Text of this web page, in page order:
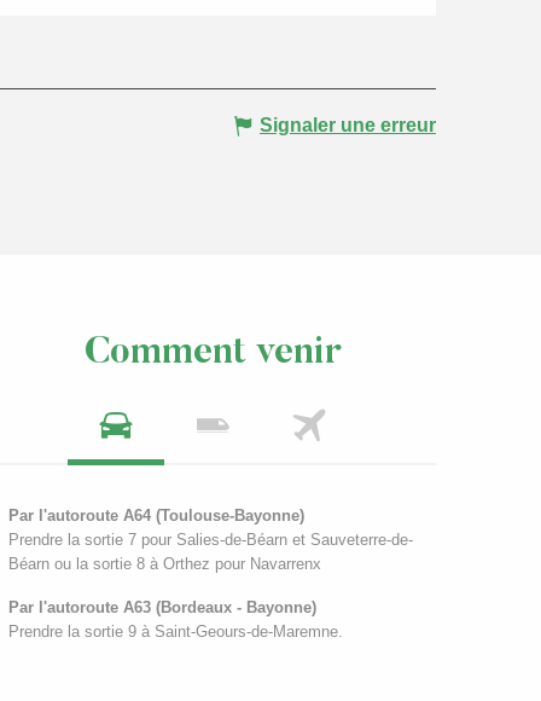
Signaler une erreur
Comment venir
Par l'autoroute A64 (Toulouse-Bayonne)
Prendre la sortie 7 pour Salies-de-Béarn et Sauveterre-de-
Béarn ou la sortie 8 à Orthez pour Navarrenx
Par l'autoroute A63 (Bordeaux - Bayonne)
Prendre la sortie 9 à Saint-Geours-de-Maremne.